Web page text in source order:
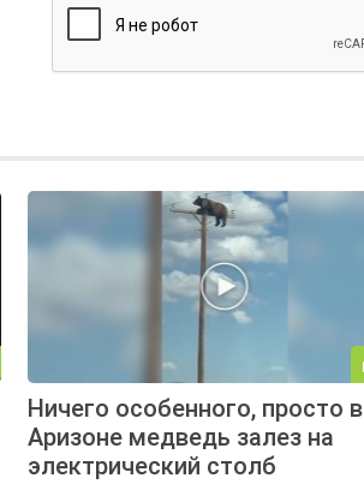
Ничего особенного, просто в
Аризоне медведь залез на
электрический столб